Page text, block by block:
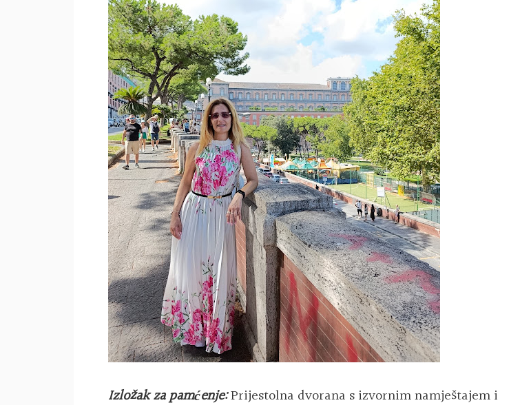
Izložak za pamćenje:Prijestolna dvorana s izvornim namještajem i